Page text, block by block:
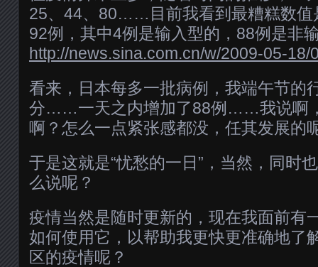
25、44、80……目前我看到最糟糕数值
92例，其中4例是输入型的，88例是非
http://news.sina.com.cn/w/2009-05-
看来，日本每多一批病例，我端午节的
分……一天之内增加了88例……我说啊
啊？怎么一点紧张感都没，任其发展的
于是这就是“忧愁的一日”，当然，同时
么说呢？
疫情当然是随时更新的，现在我面前有
如何使用它，以帮助我更快更准确地了
区的疫情呢？